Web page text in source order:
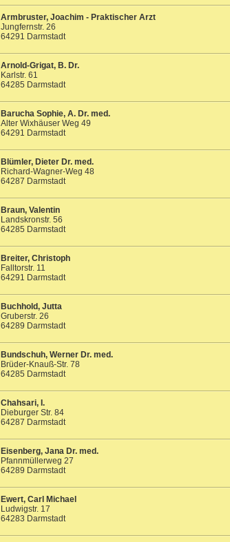
Armbruster, Joachim - Praktischer Arzt
Jungfernstr. 26
64291 Darmstadt
Arnold-Grigat, B. Dr.
Karlstr. 61
64285 Darmstadt
Barucha Sophie, A. Dr. med.
Alter Wixhäuser Weg 49
64291 Darmstadt
Blümler, Dieter Dr. med.
Richard-Wagner-Weg 48
64287 Darmstadt
Braun, Valentin
Landskronstr. 56
64285 Darmstadt
Breiter, Christoph
Falltorstr. 11
64291 Darmstadt
Buchhold, Jutta
Gruberstr. 26
64289 Darmstadt
Bundschuh, Werner Dr. med.
Brüder-Knauß-Str. 78
64285 Darmstadt
Chahsari, I.
Dieburger Str. 84
64287 Darmstadt
Eisenberg, Jana Dr. med.
Pfannmüllerweg 27
64289 Darmstadt
Ewert, Carl Michael
Ludwigstr. 17
64283 Darmstadt